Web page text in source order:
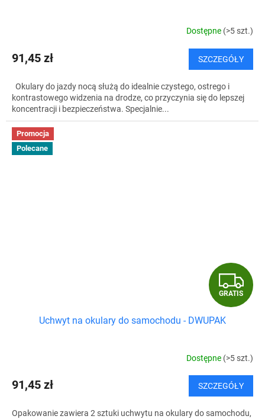
Dostępne (>5 szt.)
91,45 zł SZCZEGÓŁY
Okulary do jazdy nocą służą do idealnie czystego, ostrego i
kontrastowego widzenia na drodze, co przyczynia się do lepszej
koncentracji i bezpieczeństwa. Specjalnie...
Promocja
Polecane
G
R
T
I
S
GRATIS
Uchwyt na okulary do samochodu - DWUPAK
Dostępne (>5 szt.)
91,45 zł SZCZEGÓŁY
Opakowanie zawiera 2 sztuki uchwytu na okulary do samochodu,